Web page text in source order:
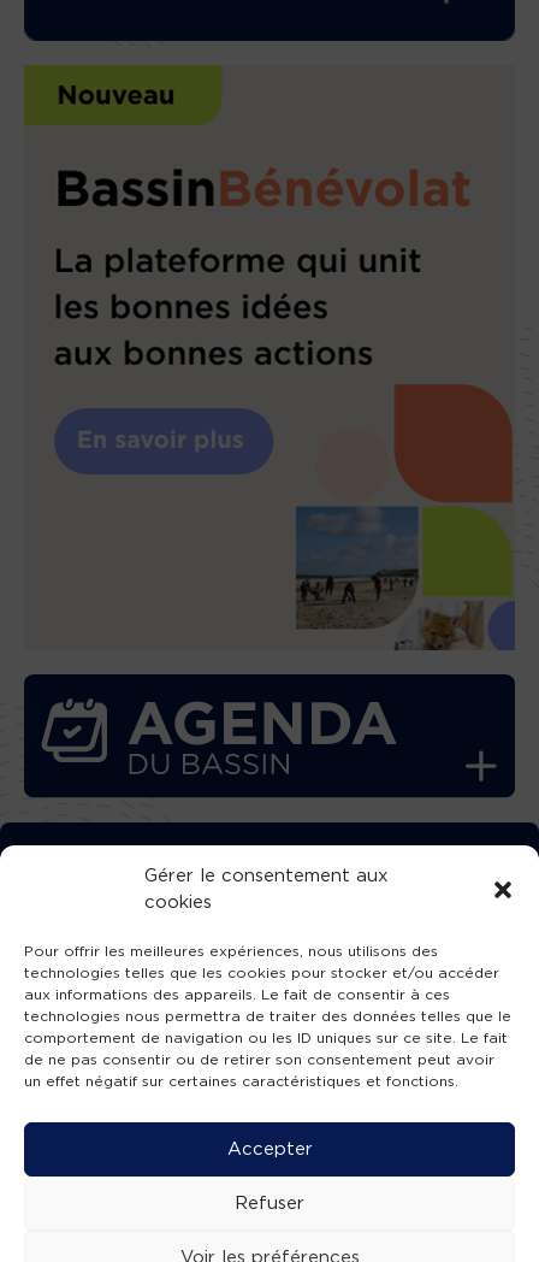
Gérer le consentement aux
cookies
Pour offrir les meilleures expériences, nous utilisons des
technologies telles que les cookies pour stocker et/ou accéder
aux informations des appareils. Le fait de consentir à ces
technologies nous permettra de traiter des données telles que le
comportement de navigation ou les ID uniques sur ce site. Le fait
de ne pas consentir ou de retirer son consentement peut avoir
un effet négatif sur certaines caractéristiques et fonctions.
Accepter
Refuser
Voir les préférences
TÉLÉCHARGEZ GRATUITEMENT
L’APPLICATION TVBA !
SUIVEZ-NOUS !
Mentions légales-Accessibilité